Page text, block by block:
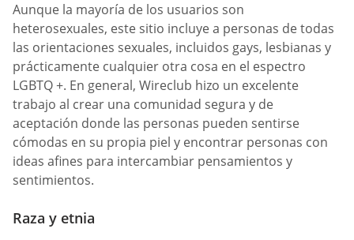
Aunque la mayoría de los usuarios son
heterosexuales, este sitio incluye a personas de todas
las orientaciones sexuales, incluidos gays, lesbianas y
prácticamente cualquier otra cosa en el espectro
LGBTQ +. En general, Wireclub hizo un excelente
trabajo al crear una comunidad segura y de
aceptación donde las personas pueden sentirse
cómodas en su propia piel y encontrar personas con
ideas afines para intercambiar pensamientos y
sentimientos.
Raza y etnia